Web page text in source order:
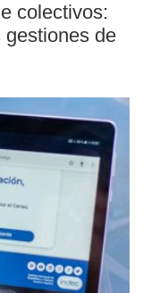
colectivos:
gestiones de